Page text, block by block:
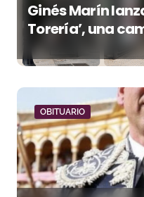
Ginés Marín
Torería’, una
reivindicar los
toreo más allá
OBITUARIO